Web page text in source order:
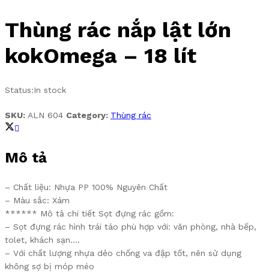
Thùng rác nắp lật lớn
kokOmega – 18 lít
Status:In stock
SKU: ALN 604 Category: Thùng rác
Mô tả
– Chất liệu: Nhựa PP 100% Nguyên Chất
– Màu sắc: Xám
****** Mô tả chi tiết Sọt đựng rác gồm:
– Sọt đựng rác hình trái táo phù hợp với: văn phòng, nhà bếp,
tolet, khách sạn….
– Với chất lượng nhựa dẻo chống va đập tốt, nên sử dụng
không sợ bị móp méo